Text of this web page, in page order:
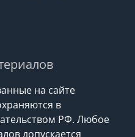
на сайте
в
РФ. Любое
допускается